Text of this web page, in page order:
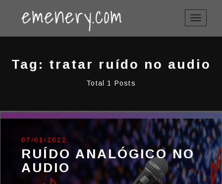
TOGGLE
Tag: tratar ruído no audio
Total 1 Posts
07/01/2022
RUÍDO ANALÓGICO NO
AUDIO